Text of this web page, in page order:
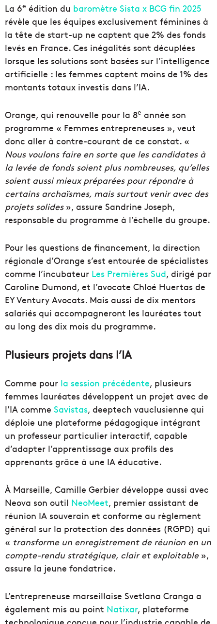
La 6e édition du baromètre Sista x BCG fin 2025
révèle que les équipes exclusivement féminines à
la tête de start-up ne captent que 2% des fonds
levés en France. Ces inégalités sont décuplées
lorsque les solutions sont basées sur l’intelligence
artificielle : les femmes captent moins de 1% des
montants totaux investis dans l’IA.
Orange, qui renouvelle pour la 8e année son
programme « Femmes entrepreneuses », veut
donc aller à contre-courant de ce constat. «
Nous voulons faire en sorte que les candidates à
la levée de fonds soient plus nombreuses, qu’elles
soient aussi mieux préparées pour répondre à
certains archaïsmes, mais surtout venir avec des
projets solides », assure Sandrine Joseph,
responsable du programme à l’échelle du groupe.
Pour les questions de financement, la direction
régionale d’Orange s’est entourée de spécialistes
comme l’incubateur Les Premières Sud, dirigé par
Caroline Dumond, et l’avocate Chloé Huertas de
EY Ventury Avocats. Mais aussi de dix mentors
salariés qui accompagneront les lauréates tout
au long des dix mois du programme.
Plusieurs projets dans l’IA
Comme pour la session précédente, plusieurs
femmes lauréates développent un projet avec de
l’IA comme Savistas, deeptech vauclusienne qui
déploie une plateforme pédagogique intégrant
un professeur particulier interactif, capable
d’adapter l’apprentissage aux profils des
apprenants grâce à une IA éducative.
À Marseille, Camille Gerbier développe aussi avec
Neova son outil NeoMeet, premier assistant de
réunion IA souverain et conforme au règlement
général sur la protection des données (RGPD) qui
« transforme un enregistrement de réunion en un
compte-rendu stratégique, clair et exploitable»,
assure la jeune fondatrice.
L’entrepreneuse marseillaise Svetlana Cranga a
également mis au point Natixar, plateforme